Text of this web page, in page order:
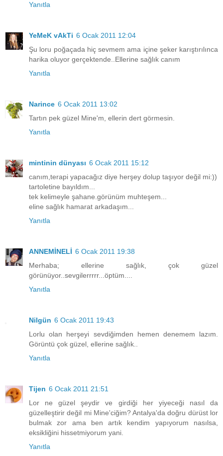
Yanıtla
YeMeK vAkTi 6 Ocak 2011 12:04
Şu loru poğaçada hiç sevmem ama içine şeker karıştırılınca
harika oluyor gerçektende..Ellerine sağlık canım
Yanıtla
Narince 6 Ocak 2011 13:02
Tartın pek güzel Mine'm, ellerin dert görmesin.
Yanıtla
mintinin dünyası 6 Ocak 2011 15:12
canım,terapi yapacağız diye herşey dolup taşıyor değil mi:))
tartoletine bayıldım...
tek kelimeyle şahane.görünüm muhteşem...
eline sağlık hamarat arkadaşım...
Yanıtla
ANNEMİNELİ 6 Ocak 2011 19:38
Merhaba; ellerine sağlık, çok güzel
görünüyor..sevgilerrrrr...öptüm....
Yanıtla
Nilgün 6 Ocak 2011 19:43
Lorlu olan herşeyi sevdiğimden hemen denemem lazım.
Görüntü çok güzel, ellerine sağlık..
Yanıtla
Tijen 6 Ocak 2011 21:51
Lor ne güzel şeydir ve girdiği her yiyeceği nasıl da
güzelleştirir değil mi Mine'ciğim? Antalya'da doğru dürüst lor
bulmak zor ama ben artık kendim yapıyorum nasılsa,
eksikliğini hissetmiyorum yani.
Yanıtla